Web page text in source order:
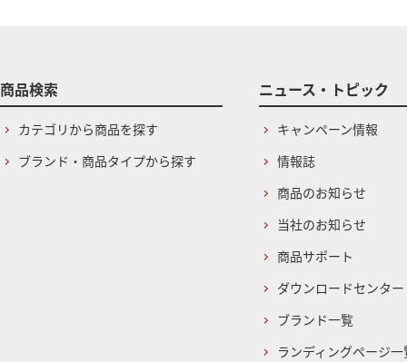
商品検索
カテゴリから商品を探す
ブランド・商品タイプから探す
ニュース・トピック
キャンペーン情報
情報誌
商品のお知らせ
当社のお知らせ
商品サポート
ダウンロードセンター
ブランド一覧
ランディングページ一